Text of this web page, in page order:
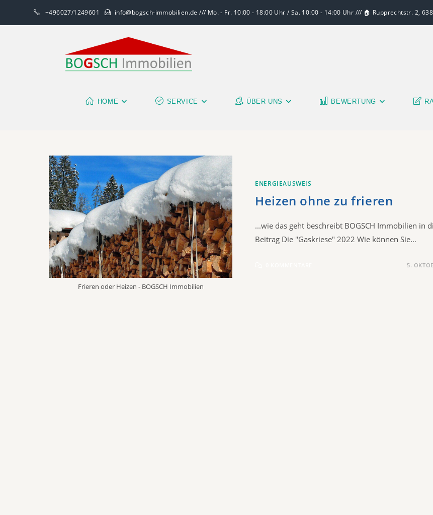
+496027/1249601 info@bogsch-immobilien.de /// Mo. - Fr. 10:00 - 18:00 Uhr / Sa. 10:00 - 14:00 Uhr /// 🏠 Rupprechtstr. 2,
HOME SERVICE ÜBER UNS BEWERTUNG
Frieren oder Heizen - BOGSCH Immobilien
ENERGIEAUSWEIS
Heizen ohne zu frieren
...wie das geht beschreibt BOGSCH Immobilien in
Beitrag Die "Gaskriese" 2022 Wie können Sie…
5.